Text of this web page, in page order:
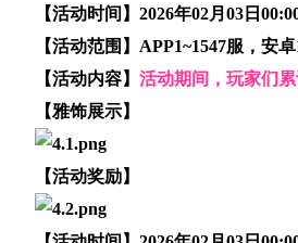
【活动时间】2026年02月03日
【活动范围】APP1~1547服，安
【活动内容】 活动期间，玩家们
【雅饰展示】
【活动奖励】